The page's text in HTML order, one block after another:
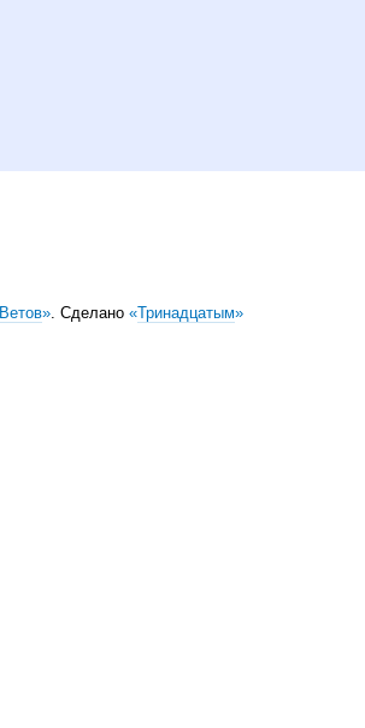
Ветов». Сделано «Тринадцатым»